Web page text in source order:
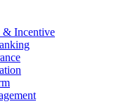
& Incentive